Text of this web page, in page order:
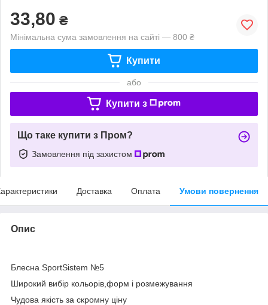
33,80 ₴
Мінімальна сума замовлення на сайті — 800 ₴
Купити
або
Купити з
Що таке купити з Пром?
Замовлення під захистом
Доставка Оплата Умови повернення
Опис
Блесна SportSistem №5
Широкий вибір кольорів,форм і розмежування
Чудова якість за скромну ціну